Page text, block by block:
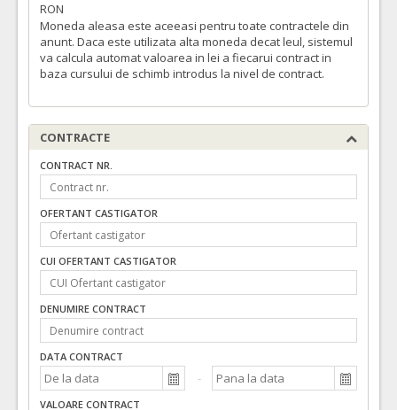
RON
Moneda aleasa este aceeasi pentru toate contractele din
anunt. Daca este utilizata alta moneda decat leul, sistemul
va calcula automat valoarea in lei a fiecarui contract in
baza cursului de schimb introdus la nivel de contract.
CONTRACTE
CONTRACT NR.
OFERTANT CASTIGATOR
CUI OFERTANT CASTIGATOR
DENUMIRE CONTRACT
DATA CONTRACT
VALOARE CONTRACT